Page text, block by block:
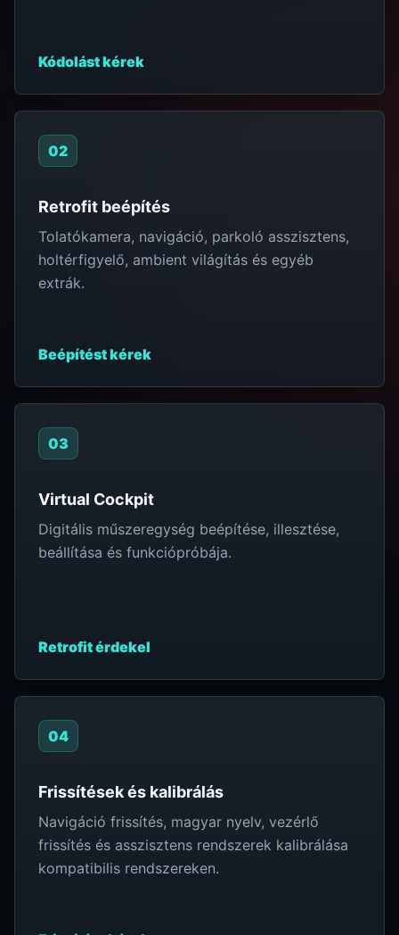
Kódolást kérek
02
Retrofit beépítés
Tolatókamera, navigáció, parkoló asszisztens,
holtérfigyelő, ambient világítás és egyéb
extrák.
Beépítést kérek
03
Virtual Cockpit
Digitális műszeregység beépítése, illesztése,
beállítása és funkciópróbája.
Retrofit érdekel
04
Frissítések és kalibrálás
Navigáció frissítés, magyar nyelv, vezérlő
frissítés és asszisztens rendszerek kalibrálása
kompatibilis rendszereken.